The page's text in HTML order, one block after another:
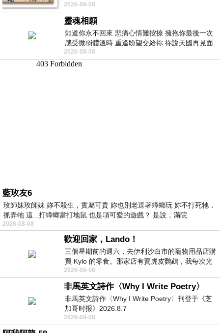
藍色顏料在白色畫布上揮灑、壓印與流淌
2026-08-08
靈魂相願
知道你永不回來 悲痛心情難按捺 擁抱你最後一次
感受微弱體溫時 重逢盼望交給祢 祢說天國再見面
此刻忍淚說別離 他日靈魂再
2026-08-08
藍玫友6
玫師妹玫師妹 妳不殺生，實屬可貴 妳也別老逗著蟑螂玩 妳不打死牠，
抓弄牠 這...打蟑螂當打地鼠 也是項可愛的遊戲？ 是說，滿院
2026-08-08
歡迎回家，Lando！
三個星期前的週六，去伊利沙白市的寵物用品店購
買 Kylo 的零食。那家店有賣虎皮鸚鵡，我每次光
顧都會去看一下。他們偶爾會引進 C
2026-08-08
非馬英文詩作〈Why I Write Poetry〉
非馬英文詩作〈Why I Write Poetry〉刊登于《芝
加哥时报》2026.8.7
2026-08-08